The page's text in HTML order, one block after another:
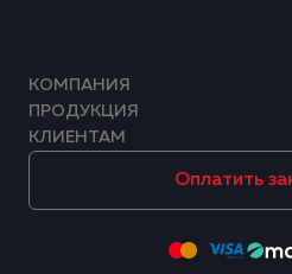
КОМПАНИЯ
ПРОДУКЦИЯ
КЛИЕНТАМ
Оплатить